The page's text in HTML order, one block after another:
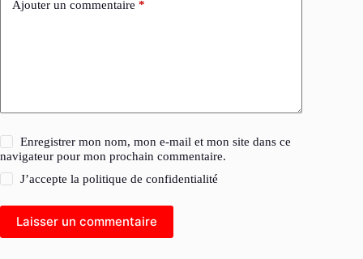
Ajouter un commentaire *
Enregistrer mon nom, mon e-mail et mon site dans ce
navigateur pour mon prochain commentaire.
J’accepte lapolitique de confidentialité
Laisser un commentaire